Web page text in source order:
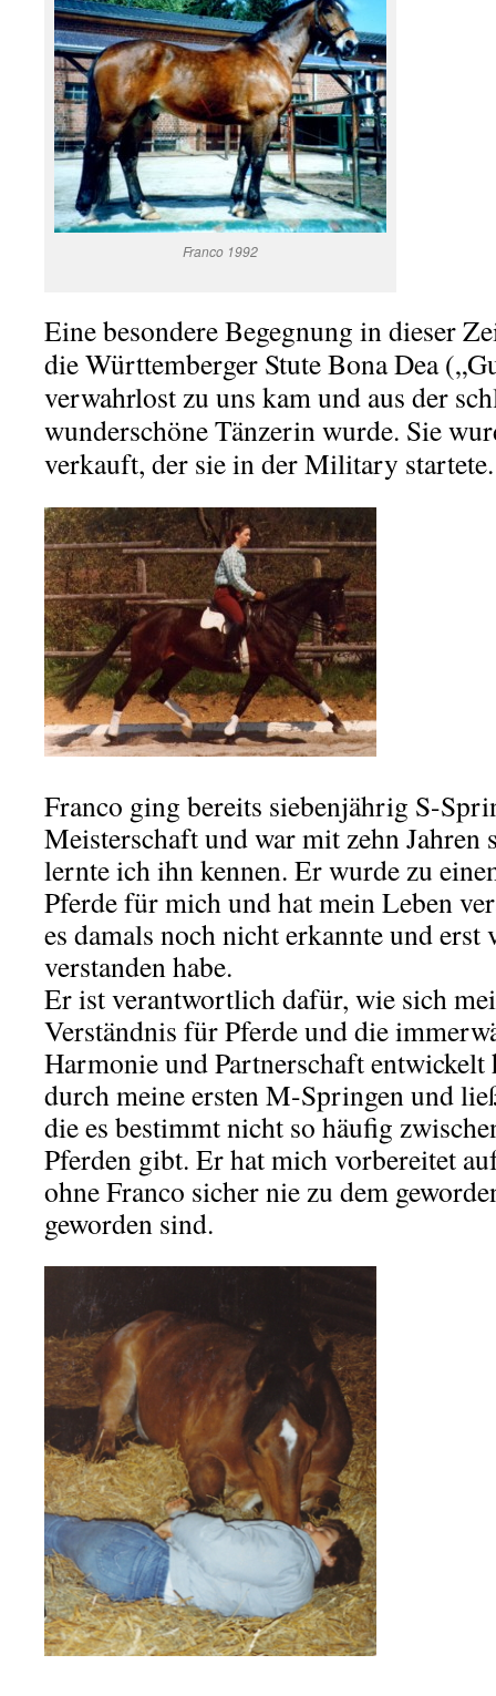
Franco 1992
Eine besondere Begegnung in dieser
die Württemberger Stute Bona Dea
verwahrlost zu uns kam und aus der
wunderschöne Tänzerin wurde. Sie
verkauft, der sie in der Military startete.
Franco ging bereits siebenjährig S-
Meisterschaft und war mit zehn Jahren
lernte ich ihn kennen. Er wurde zu
Pferde für mich und hat mein Leben
es damals noch nicht erkannte und
verstanden habe.
Er ist verantwortlich dafür, wie sich
Verständnis für Pferde und die
Harmonie und Partnerschaft
durch meine ersten M-Springen und
die es bestimmt nicht so häufig
Pferden gibt. Er hat mich vorbereitet
ohne Franco sicher nie zu dem
geworden sind.